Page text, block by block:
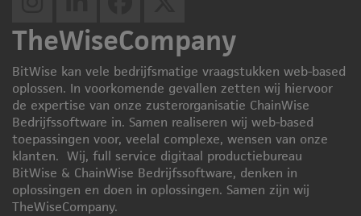
TheWiseCompany
BitWise kan vele bedrijfsmatige vraagstukken web-based
oplossen. In voorkomende gevallen zetten wij hiervoor
de expertise van onze zusterorganisatie ChainWise
Bedrijfssoftware in. Samen realiseren wij web-based
toepassingen voor, veelal complexe, wensen van onze
klanten. Wij, full service digitaal productiebureau
BitWise & ChainWise Bedrijfssoftware, denken in
oplossingen en doen in oplossingen. Samen zijn wij
TheWiseCompany.